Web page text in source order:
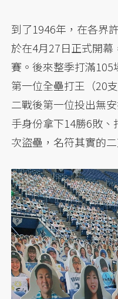
到了1946年，在各界
於在4月27日正式開
賽。後來整季打滿
第一位全壘打王（20
二戰後第一位投出無
手身份拿下14勝6敗
次盜壘，名符其實的二